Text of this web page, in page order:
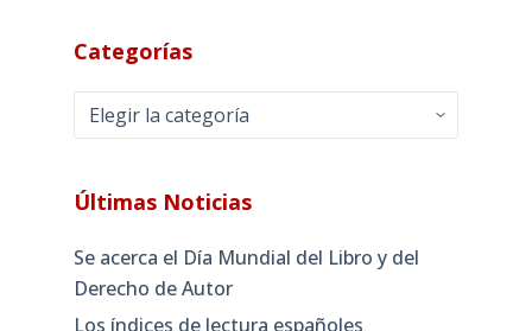
Categorías
Categorías
Últimas Noticias
Se acerca el Día Mundial del Libro y del
Derecho de Autor
Los índices de lectura españoles